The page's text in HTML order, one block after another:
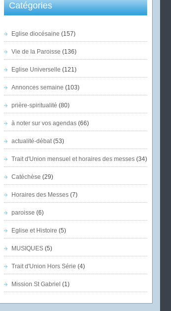
Catégories
Eglise diocésaine (157)
Vie de la Paroisse (136)
Eglise Universelle (121)
Annonces semaine (103)
prière-spiritualité (80)
à noter sur vos agendas(66)
actualité-débat(53)
Trait d'Union mensuel et horaires des messes(34)
Catéchèse (29)
Horaires des Messes(7)
paroisse (6)
Eglise et Histoire (5)
MUSIQUES(5)
Trait d'Union Hors Série (4)
Mission St Gabriel (1)